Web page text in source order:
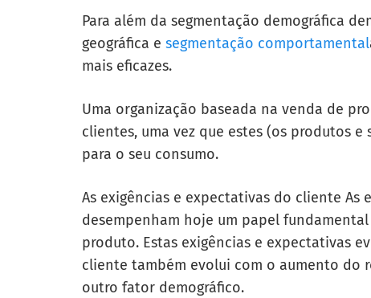
Para além da segmentação demográfica
geográfica e segmentação comportamental
mais eficazes.
Uma organização baseada na venda de
clientes, uma vez que estes (os produtos
para o seu consumo.
As exigências e expectativas do cliente As
desempenham hoje um papel
produto. Estas exigências e expectativas
cliente também evolui com o aumento do
outro fator demográfico.